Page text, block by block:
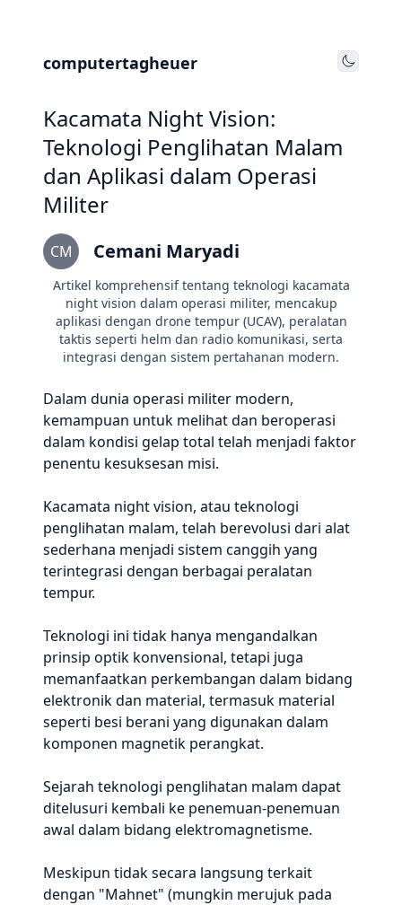
computertagheuer Toggle
Kacamata Night Vision:
Teknologi Penglihatan Malam
dan Aplikasi dalam Operasi
Militer
CM Cemani Maryadi
Artikel komprehensif tentang teknologi kacamata
night vision dalam operasi militer, mencakup
aplikasi dengan drone tempur (UCAV), peralatan
taktis seperti helm dan radio komunikasi, serta
integrasi dengan sistem pertahanan modern.
Dalam dunia operasi militer modern,
kemampuan untuk melihat dan beroperasi
dalam kondisi gelap total telah menjadi faktor
penentu kesuksesan misi.
Kacamata night vision, atau teknologi
penglihatan malam, telah berevolusi dari alat
sederhana menjadi sistem canggih yang
terintegrasi dengan berbagai peralatan
tempur.
Teknologi ini tidak hanya mengandalkan
prinsip optik konvensional, tetapi juga
memanfaatkan perkembangan dalam bidang
elektronik dan material, termasuk material
seperti besi berani yang digunakan dalam
komponen magnetik perangkat.
Sejarah teknologi penglihatan malam dapat
ditelusuri kembali ke penemuan-penemuan
awal dalam bidang elektromagnetisme.
Meskipun tidak secara langsung terkait
dengan "Mahnet" (mungkin merujuk pada